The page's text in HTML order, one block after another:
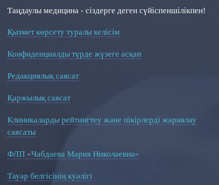
Таңдаулы медицина - сіздерге деген сүйіспеншілікпен!
Қызмет көрсету туралы келісім
Конфиденциалды түрде жүзеге асқан
Редакциялық саясат
Қаржылық саясат
Клиникаларды рейтингтеу және пікірлерді жариялау
саясаты
ФЛП «Чабдаева Мария Николаевна»
Тауар белгісінің куәлігі